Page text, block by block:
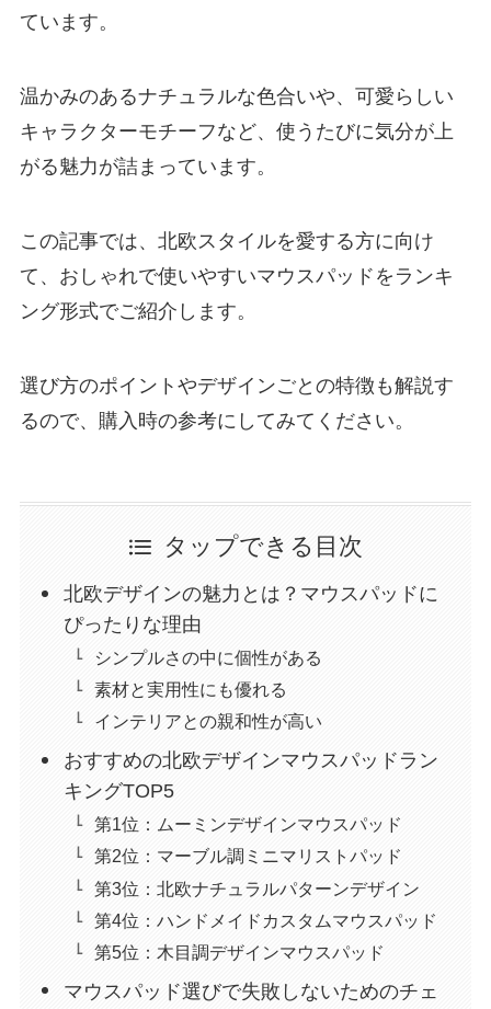
ています。
温かみのあるナチュラルな色合いや、可愛らしい
キャラクターモチーフなど、使うたびに気分が上
がる魅力が詰まっています。
この記事では、北欧スタイルを愛する方に向け
て、おしゃれで使いやすいマウスパッドをランキ
ング形式でご紹介します。
選び方のポイントやデザインごとの特徴も解説す
るので、購入時の参考にしてみてください。
タップできる目次
北欧デザインの魅力とは？マウスパッドに
ぴったりな理由
シンプルさの中に個性がある
素材と実用性にも優れる
インテリアとの親和性が高い
おすすめの北欧デザインマウスパッドラン
キングTOP5
第1位：ムーミンデザインマウスパッド
第2位：マーブル調ミニマリストパッド
第3位：北欧ナチュラルパターンデザイン
第4位：ハンドメイドカスタムマウスパッド
第5位：木目調デザインマウスパッド
マウスパッド選びで失敗しないためのチェ